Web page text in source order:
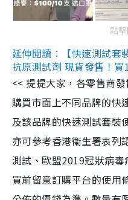
點
延伸閱讀：【快速測試套
抗原測試劑 現貨發售！
<< 提提大家，各零售商
購買市面上不同品牌的快
及該品牌的快速測試套裝
亦可參考香港衞生署表列
測試、歐盟2019冠狀病
買前留意訂購平台的使用